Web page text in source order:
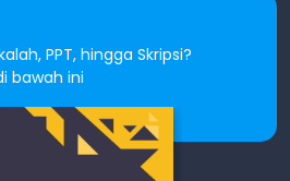
PPT, hingga Skripsi?
bawah ini